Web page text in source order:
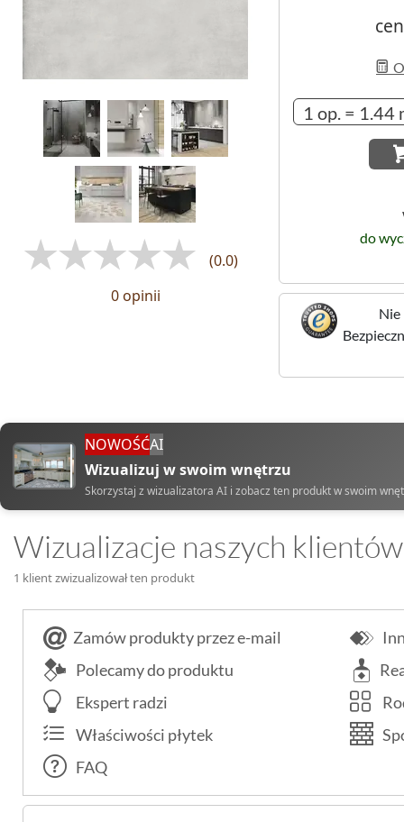
(0.0)
0 opinii
do
Nie
NOWOŚĆAI
Wizualizuj w swoim wnętrzu
Skorzystaj z wizualizatora AI i zobacz ten produkt w swoim
Wizualizacje naszych klientów
1 klient zwizualizował ten produkt
Zamów produkty przez e-mail
Polecamy do produktu
Ekspert radzi
Właściwości płytek
FAQ